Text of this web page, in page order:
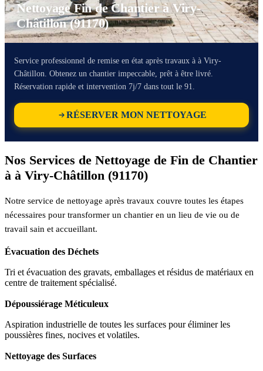
Nettoyage Fin de Chantier à Viry-
Châtillon (91170)
Service professionnel de remise en état après travaux à à Viry-
Châtillon. Obtenez un chantier impeccable, prêt à être livré.
Réservation rapide et intervention 7j/7 dans tout le 91.
RÉSERVER MON NETTOYAGE
Nos Services de Nettoyage de Fin de Chantier
à à Viry-Châtillon (91170)
Notre service de nettoyage après travaux couvre toutes les étapes
nécessaires pour transformer un chantier en un lieu de vie ou de
travail sain et accueillant.
Évacuation des Déchets
Tri et évacuation des gravats, emballages et résidus de matériaux en
centre de traitement spécialisé.
Dépoussiérage Méticuleux
Aspiration industrielle de toutes les surfaces pour éliminer les
poussières fines, nocives et volatiles.
Nettoyage des Surfaces